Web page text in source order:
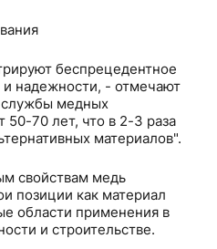
беспрецедентное
и надежности, - отмечают
службы медных
50-70 лет, что в 2-3 раза
материалов".
свойствам медь
позиции как материал
области применения в
и строительстве.